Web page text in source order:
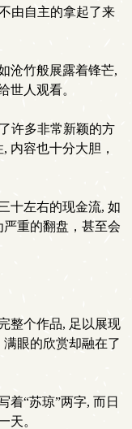
由自主的拿起了来
沧竹般展露着锋芒,
世人观看。
许多非常新颖的方
内容也十分大胆，
十左右的现金流, 如
重的翻盘，甚至会
整个作品, 足以展现
眼的欣赏却融在了
着“苏琼”两字, 而日
天。